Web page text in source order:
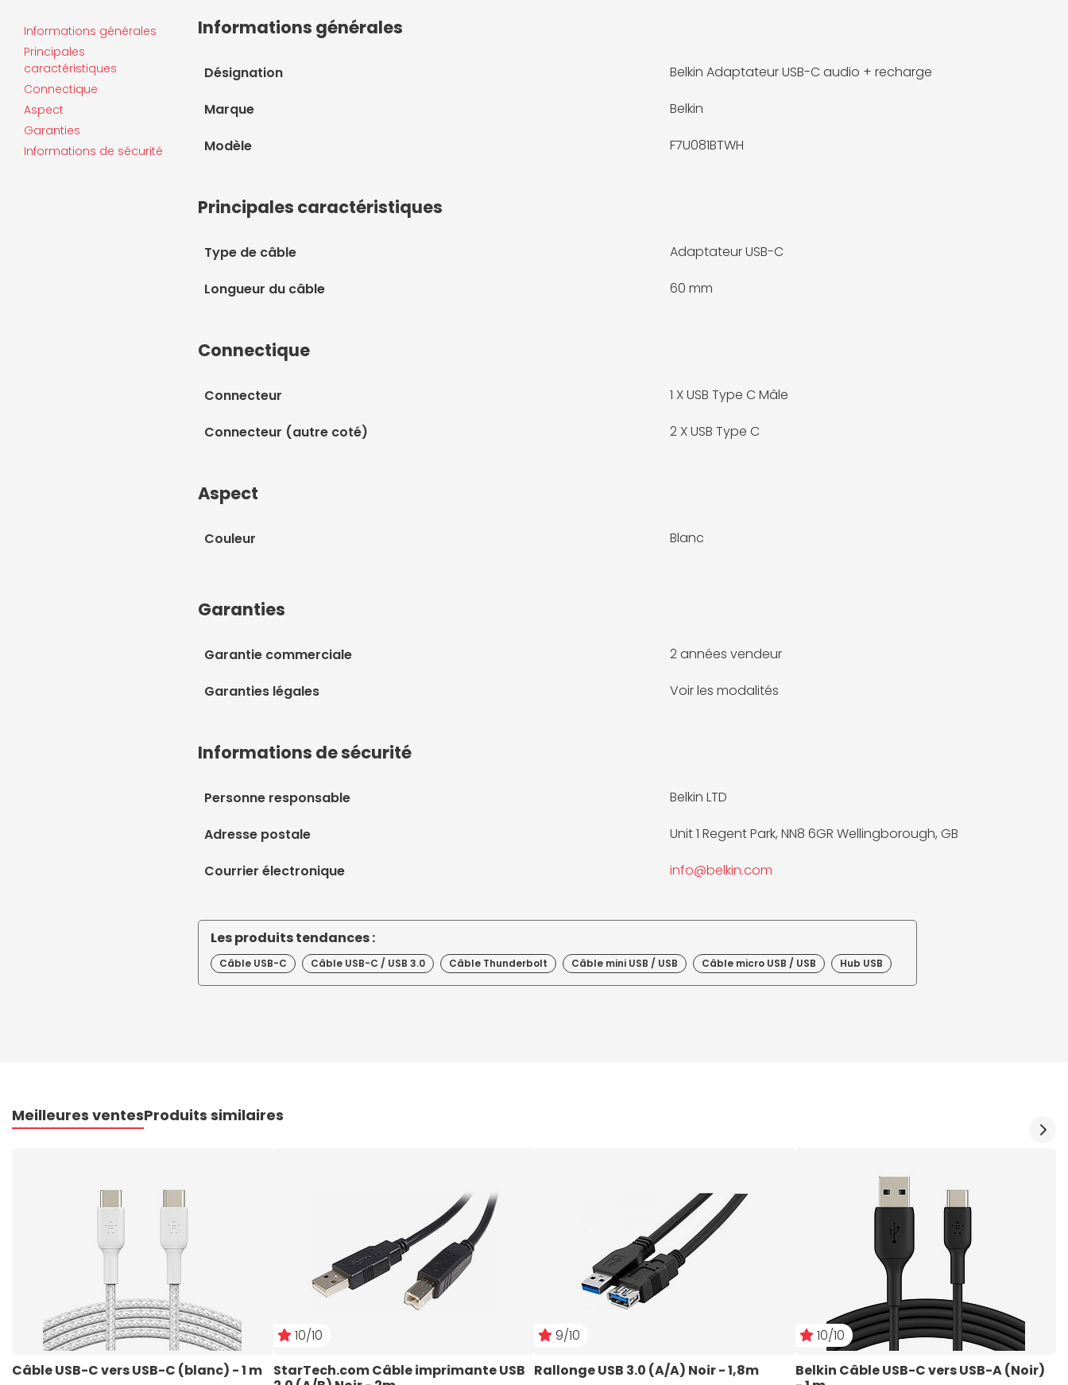
Informations générales
Principales
caractéristiques
Connectique
Aspect
Garanties
Informations de sécurité
Informations générales
Désignation Belkin Adaptateur USB-C audio + recharge
Marque Belkin
Modèle F7U081BTWH
Principales caractéristiques
Type de câble Adaptateur USB-C
Longueur du câble 60 mm
Connectique
Connecteur 1 XUSB Type C Mâle
Connecteur (autre coté) 2 XUSB Type C
Aspect
Couleur Blanc
Garanties
Garantie commerciale 2 années vendeur
Garanties légales Voir les modalités
Informations de sécurité
Personne responsable Belkin LTD
Adresse postale Unit 1 Regent Park, NN8 6GR Wellingborough, GB
Courrier électronique info@belkin.com
Les produits tendances :
Câble USB-C Câble USB-C / USB 3.0 Câble Thunderbolt Câble mini USB / USB Câble micro USB / USB Hub USB
Meilleures ventesProduits similaires
Câble USB-C vers USB-C (blanc) - 1 m
10/10
StarTech.com Câble imprimante USB
9/10
Rallonge USB 3.0 (A/A) Noir - 1,8m
10/10
Belkin Câble USB-C vers USB-A (Noir)